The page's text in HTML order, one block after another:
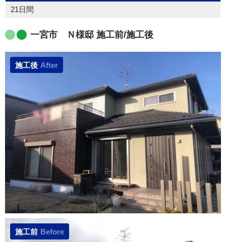
21日間
一宮市 Ｎ様邸 施工前/施工後
施工後 After
施工前 Before